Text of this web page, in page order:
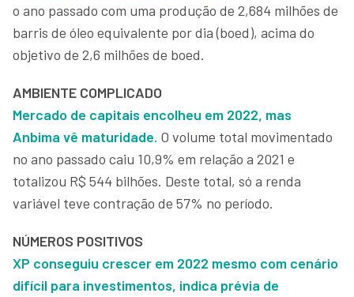
o ano passado com uma produção de 2,684 milhões de
barris de óleo equivalente por dia (boed), acima do
objetivo de 2,6 milhões de boed.
AMBIENTE COMPLICADO
Mercado de capitais encolheu em 2022, mas
Anbima vê maturidade. O volume total movimentado
no ano passado caiu 10,9% em relação a 2021 e
totalizou R$ 544 bilhões. Deste total, só a renda
variável teve contração de 57% no período.
NÚMEROS POSITIVOS
XP conseguiu crescer em 2022 mesmo com cenário
difícil para investimentos, indica prévia de